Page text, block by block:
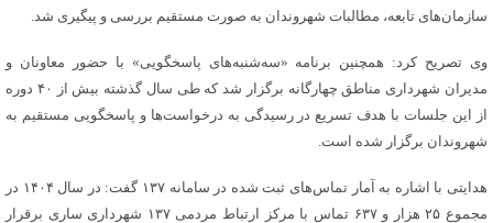
سازمان‌های تابعه، مطالبات شهروندان به صورت مستقیم بررسی و پیگیری شد.
وی تصریح کرد: همچنین برنامه «سه‌شنبه‌های پاسخگویی» با حضور معاونان و
مدیران شهرداری مناطق چهارگانه برگزار شد که طی سال گذشته بیش از ۴۰ دوره
از این جلسات با هدف تسریع در رسیدگی به درخواست‌ها و پاسخگویی مستقیم به
شهروندان برگزار شده است.
هدایتی با اشاره به آمار تماس‌های ثبت شده در سامانه ۱۳۷ گفت: در سال ۱۴۰۴ در
مجموع ۲۵ هزار و ۶۳۷ تماس با مرکز ارتباط مردمی ۱۳۷ شهرداری ساری برقرار